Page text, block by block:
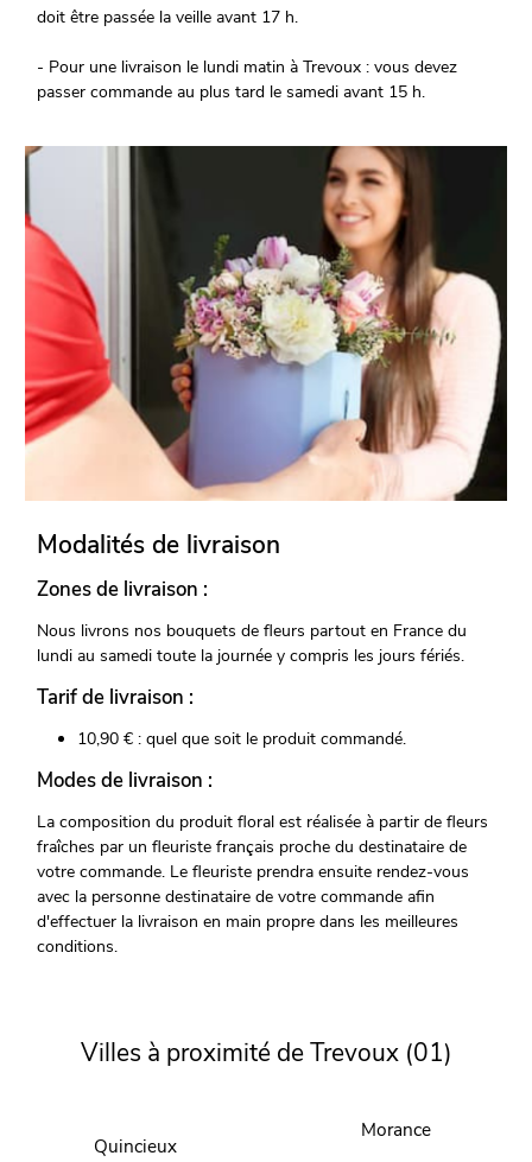
doit être passée la veille avant 17 h.
- Pour une livraison le lundi matin à Trevoux : vous devez
passer commande au plus tard le samedi avant 15 h.
Modalités de livraison
Zones de livraison :
Nous livrons nos bouquets de fleurs partout en France du
lundi au samedi toute la journée y compris les jours fériés.
Tarif de livraison :
10,90 € : quel que soit le produit commandé.
Modes de livraison :
La composition du produit floral est réalisée à partir de fleurs
fraîches par un fleuriste français proche du destinataire de
votre commande. Le fleuriste prendra ensuite rendez-vous
avec la personne destinataire de votre commande afin
d'effectuer la livraison en main propre dans les meilleures
conditions.
Villes à proximité de Trevoux (01)
Quincieux
Morance